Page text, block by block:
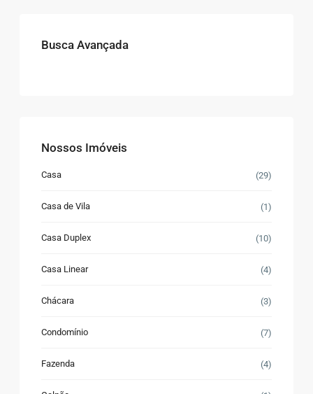
Busca Avançada
Nossos Imóveis
Casa (29)
Casa de Vila (1)
Casa Duplex (10)
Casa Linear (4)
Chácara (3)
Condomínio (7)
Fazenda (4)